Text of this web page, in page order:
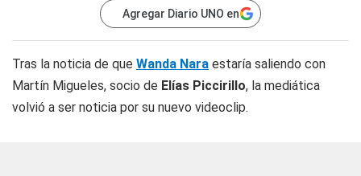
Agregar Diario UNO en
Tras la noticia de que Wanda Nara estaría saliendo con
Martín Migueles, socio de Elías Piccirillo, la mediática
volvió a ser noticia por su nuevo videoclip.